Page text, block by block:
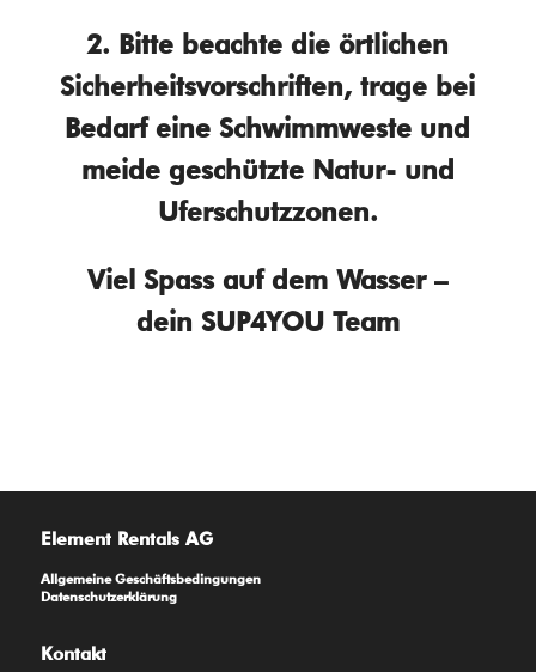
2. Bitte beachte die örtlichen
Sicherheitsvorschriften, trage bei
Bedarf eine Schwimmweste und
meide geschützte Natur- und
Uferschutzzonen.
Viel Spass auf dem Wasser –
dein SUP4YOU Team
Element Rentals AG
Allgemeine Geschäftsbedingungen
Datenschutzerklärung
Kontakt